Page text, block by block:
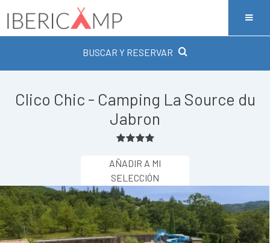
BUSCAR Y RESERVAR
Clico Chic - Camping La Source du
Jabron
AÑADIR A MI
SELECCIÓN